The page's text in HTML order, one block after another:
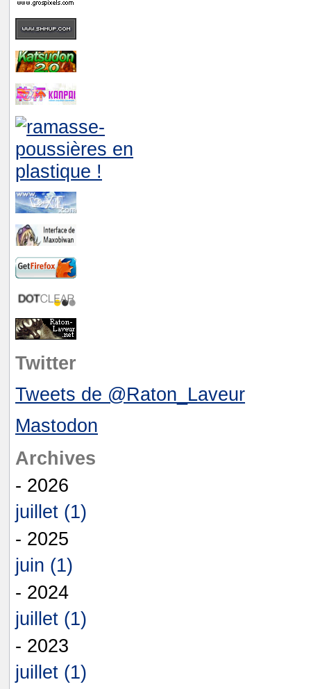
Twitter
Tweets de @Raton_Laveur
Mastodon
Archives
- 2026
juillet (1)
- 2025
juin (1)
- 2024
juillet (1)
- 2023
juillet (1)